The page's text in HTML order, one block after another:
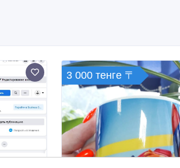
3 000 тенге 〒